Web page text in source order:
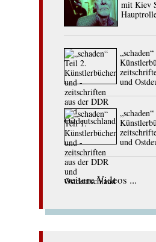
mit Kiev
und
und
weitere Videos ...